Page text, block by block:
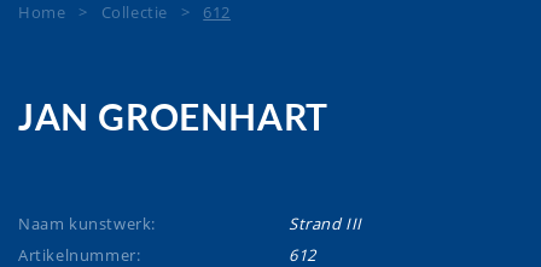
Home > Collectie > 612
JAN GROENHART
Naam kunstwerk:
Strand III
Artikelnummer:
612